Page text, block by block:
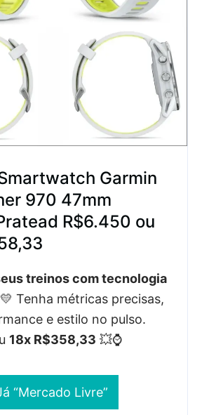
Garmin
970 47mm
R$6.450 ou
treinos com tecnologia
Tenha métricas precisas,
e estilo no pulso.
18x R$358,33 💥⌚
“Mercado Livre”